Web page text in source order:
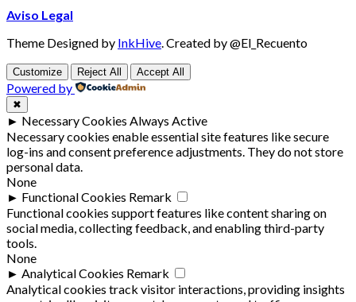
Aviso Legal
Theme Designed by InkHive.Created by @El_Recuento
Customize Reject All Accept All
Powered by
✖
► Necessary Cookies Always Active
Necessary cookies enable essential site features like secure
log-ins and consent preference adjustments. They do not store
personal data.
None
► Functional Cookies Remark
Functional cookies support features like content sharing on
social media, collecting feedback, and enabling third-party
tools.
None
► Analytical Cookies Remark
Analytical cookies track visitor interactions, providing insights